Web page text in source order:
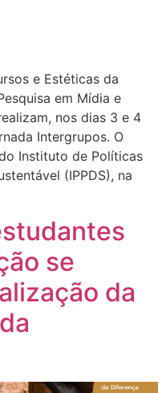
e Estéticas da
em Mídia e
nos dias 3 e 4
Intergrupos. O
Instituto de Políticas
(IPPDS), na
se
da